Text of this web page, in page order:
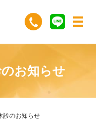
お知らせ
診のお知らせ